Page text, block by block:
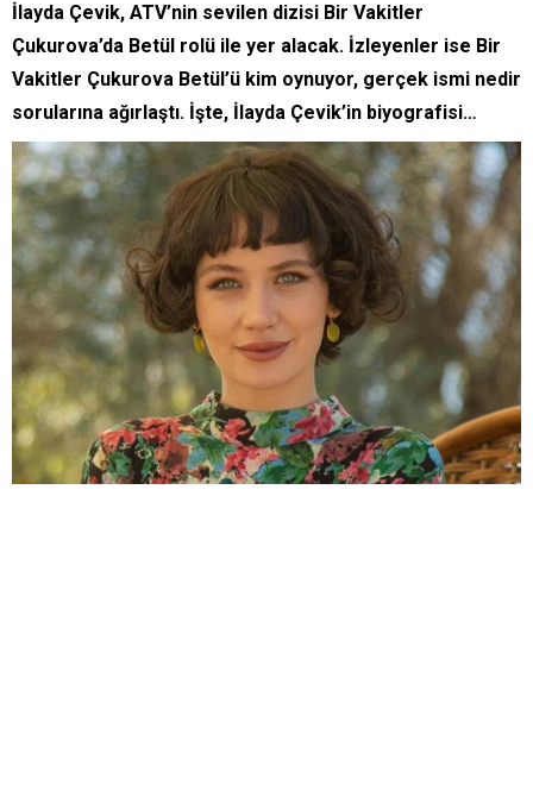
İlayda Çevik, ATV’nin sevilen dizisi Bir Vakitler
Çukurova’da Betül rolü ile yer alacak. İzleyenler ise Bir
Vakitler Çukurova Betül’ü kim oynuyor, gerçek ismi nedir
sorularına ağırlaştı. İşte, İlayda Çevik’in biyografisi…